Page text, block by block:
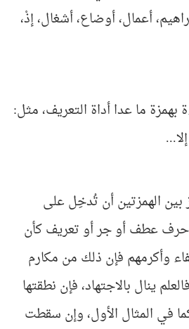
أعمال، أوضاع، أشغال، إذْ،
ما عدا أداة التعريف، مثل:
بين الهمزتين أن تُدخِل على
حرف عطف أو جر أو تعريف كأن
وأكرمهم فإن ذلك من مكارم
ينال بالاجتهاد، فإن نطقتها
في المثال الأول، وإن سقطت